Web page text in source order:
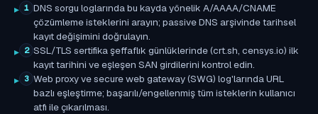
1 DNS sorgu loglarında bu kayda yönelik A/AAAA/CNAME
çözümleme isteklerini arayın; passive DNS arşivinde tarihsel
kayıt değişimini doğrulayın.
2 SSL/TLS sertifika şeffaflık günlüklerinde (crt.sh, censys.io) ilk
kayıt tarihini ve eşleşen SAN girdilerini kontrol edin.
3 Web proxy ve secure web gateway (SWG) log'larında URL
bazlı eşleştirme; başarılı/engellenmiş tüm isteklerin kullanıcı
atfı ile çıkarılması.